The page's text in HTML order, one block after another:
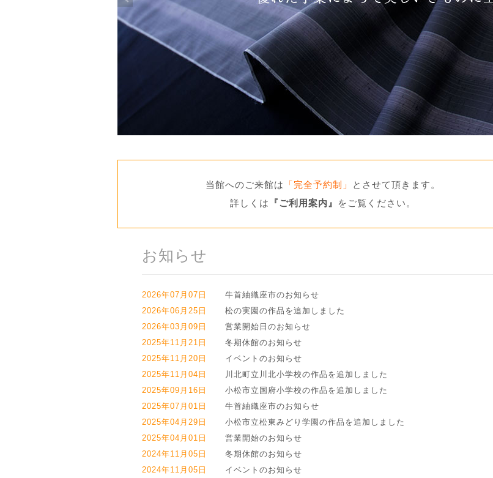
当館へのご来館は 「完全予約制」
とさせて頂きます。
詳しくは
『ご利用案内』 をご覧ください。
お知らせ
2026年07月07日
牛首紬織座市のお知らせ
2026年06月25日
松の実園の作品を追加しました
2026年03月09日
営業開始日のお知らせ
2025年11月21日
冬期休館のお知らせ
2025年11月20日
イベントのお知らせ
2025年11月04日
川北町立川北小学校の作品を追加しました
2025年09月16日
小松市立国府小学校の作品を追加しました
2025年07月01日
牛首紬織座市のお知らせ
2025年04月29日
小松市立松東みどり学園の作品を追加しました
2025年04月01日
営業開始のお知らせ
2024年11月05日
冬期休館のお知らせ
2024年11月05日
イベントのお知らせ